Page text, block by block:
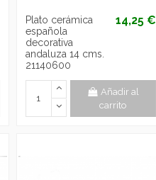
Plato cerámica
española
decorativa
andaluza 14 cms.
21140600
14,25 €
Añadir al
carrito